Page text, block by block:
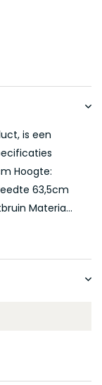
is een
Hoogte:
63,5cm
Materia...